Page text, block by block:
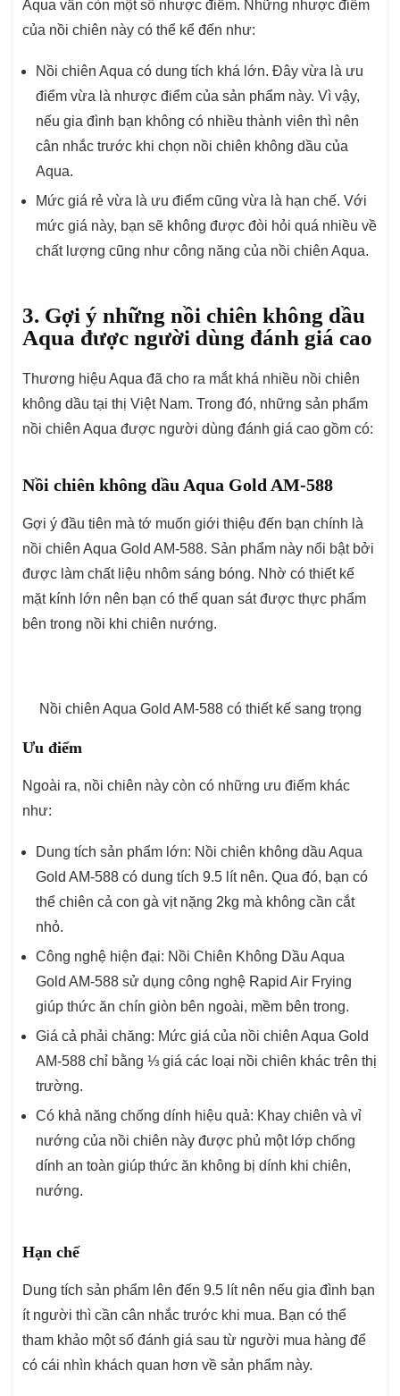
Aqua vẫn còn một số nhược điểm. Những nhược điểm
của nồi chiên này có thể kể đến như:
Nồi chiên Aqua có dung tích khá lớn. Đây vừa là ưu
điểm vừa là nhược điểm của sản phẩm này. Vì vậy,
nếu gia đình bạn không có nhiều thành viên thì nên
cân nhắc trước khi chọn nồi chiên không dầu của
Aqua.
Mức giá rẻ vừa là ưu điểm cũng vừa là hạn chế. Với
mức giá này, bạn sẽ không được đòi hỏi quá nhiều về
chất lượng cũng như công năng của nồi chiên Aqua.
3. Gợi ý những nồi chiên không dầu
Aqua được người dùng đánh giá cao
Thương hiệu Aqua đã cho ra mắt khá nhiều nồi chiên
không dầu tại thị Việt Nam. Trong đó, những sản phẩm
nồi chiên Aqua được người dùng đánh giá cao gồm có:
Nồi chiên không dầu Aqua Gold AM-588
Gợi ý đầu tiên mà tớ muốn giới thiệu đến bạn chính là
nồi chiên Aqua Gold AM-588. Sản phẩm này nổi bật bởi
được làm chất liệu nhôm sáng bóng. Nhờ có thiết kế
mặt kính lớn nên bạn có thể quan sát được thực phẩm
bên trong nồi khi chiên nướng.
Nồi chiên Aqua Gold AM-588 có thiết kế sang trọng
Ưu điểm
Ngoài ra, nồi chiên này còn có những ưu điểm khác
như:
Dung tích sản phẩm lớn: Nồi chiên không dầu Aqua
Gold AM-588 có dung tích 9.5 lít nên. Qua đó, bạn có
thể chiên cả con gà vịt nặng 2kg mà không cần cắt
nhỏ.
Công nghệ hiện đại: Nồi Chiên Không Dầu Aqua
Gold AM-588 sử dụng công nghệ Rapid Air Frying
giúp thức ăn chín giòn bên ngoài, mềm bên trong.
Giá cả phải chăng: Mức giá của nồi chiên Aqua Gold
AM-588 chỉ bằng ⅓ giá các loại nồi chiên khác trên thị
trường.
Có khả năng chống dính hiệu quả: Khay chiên và vỉ
nướng của nồi chiên này được phủ một lớp chống
dính an toàn giúp thức ăn không bị dính khi chiên,
nướng.
Hạn chế
Dung tích sản phẩm lên đến 9.5 lít nên nếu gia đình bạn
ít người thì cần cân nhắc trước khi mua. Bạn có thể
tham khảo một số đánh giá sau từ người mua hàng để
có cái nhìn khách quan hơn về sản phẩm này.